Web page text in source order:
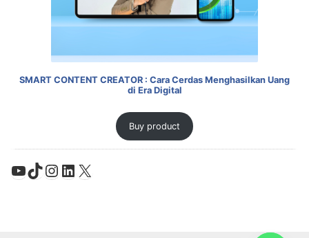
SMART CONTENT CREATOR : Cara Cerdas Menghasilkan Uang
di Era Digital
Buy product
YouTube
TikTok
Instagram
LinkedIn
X